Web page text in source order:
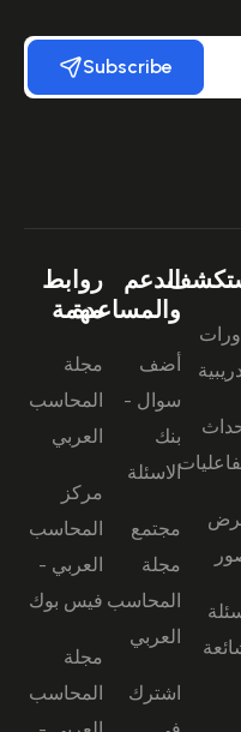
Subscribe
الدعم
والمساعدة
أضف
سوال -
بنك
الاسئلة
مجتمع
مجلة
المحاسب
العربي
اشترك
روابط
مهمة
مجلة
المحاسب
العربي
مركز
المحاسب
العربي -
فيس بوك
مجلة
المحاسب